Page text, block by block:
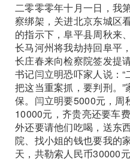
二零零零年十月一日，我
察绑架，关进北京东城区
的指示下，阜平县周秋来
长马河州将我劫持回阜平
长庄春来向检察院签发提
书记闫立明恐吓家人说：
把这当重案抓，要判刑。
保。闫立明要5000元，周
10000元，齐贵亮还要车
外还要请他们吃喝，送东
院、找小姐的钱也要我的
天，共勒索人民币30000元